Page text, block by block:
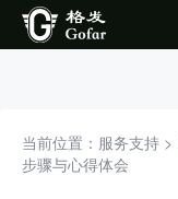
当前位置：服务支持 >
步骤与心得体会